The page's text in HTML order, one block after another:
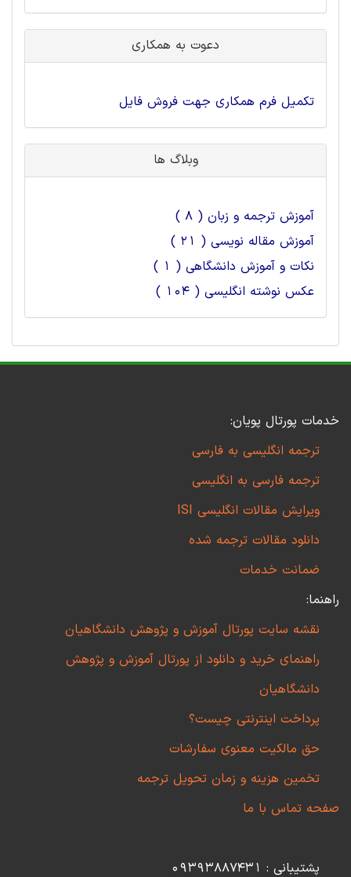
دعوت به همکاری
تکمیل فرم همکاری جهت فروش فایل
وبلاگ ها
آموزش ترجمه و زبان ( 8 )
آموزش مقاله نویسی ( 21 )
نکات و آموزش دانشگاهی ( 1 )
عکس نوشته انگلیسی ( 104 )
خدمات پورتال پویان:
ترجمه انگلیسی به فارسی
ترجمه فارسی به انگلیسی
ویرایش مقالات انگلیسی ISI
دانلود مقالات ترجمه شده
ضمانت خدمات
راهنما:
نقشه سایت پورتال آموزش و پژوهش دانشگاهیان
راهنمای خرید و دانلود از پورتال آموزش و پژوهش
دانشگاهیان
پرداخت اینترنتی چیست؟
حق مالکیت معنوی سفارشات
تخمین هزینه و زمان تحویل ترجمه
صفحه تماس با ما
پشتیبانی : 09393887431